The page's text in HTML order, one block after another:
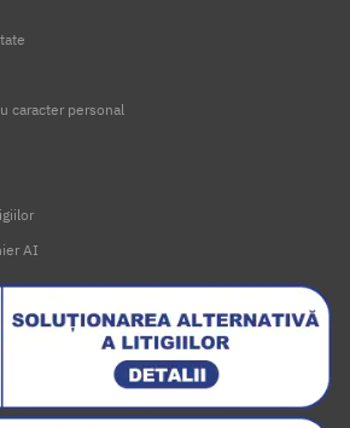
caracter personal
AI